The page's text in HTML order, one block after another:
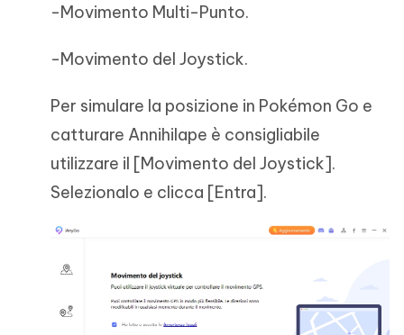
-Movimento Multi-Punto.
-Movimento del Joystick.
Per simulare la posizione in Pokémon Go e
catturare Annihilape è consigliabile
utilizzare il [Movimento del Joystick].
Selezionalo e clicca [Entra].